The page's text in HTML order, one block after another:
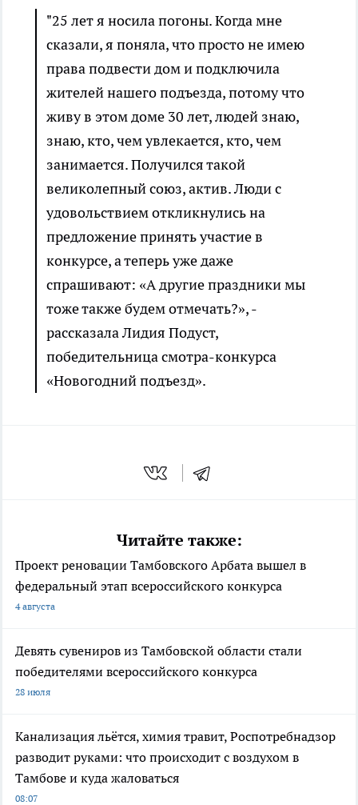
"25 лет я носила погоны. Когда мне
сказали, я поняла, что просто не имею
права подвести дом и подключила
жителей нашего подъезда, потому что
живу в этом доме 30 лет, людей знаю,
знаю, кто, чем увлекается, кто, чем
занимается. Получился такой
великолепный союз, актив. Люди с
удовольствием откликнулись на
предложение принять участие в
конкурсе, а теперь уже даже
спрашивают: «А другие праздники мы
тоже также будем отмечать?», -
рассказала Лидия Подуст,
победительница смотра-конкурса
«Новогодний подъезд».
Читайте также:
Проект реновации Тамбовского Арбата вышел в
федеральный этап всероссийского конкурса
4 августа
Девять сувениров из Тамбовской области стали
победителями всероссийского конкурса
28 июля
Канализация льётся, химия травит, Роспотребнадзор
разводит руками: что происходит с воздухом в
Тамбове и куда жаловаться
08:07